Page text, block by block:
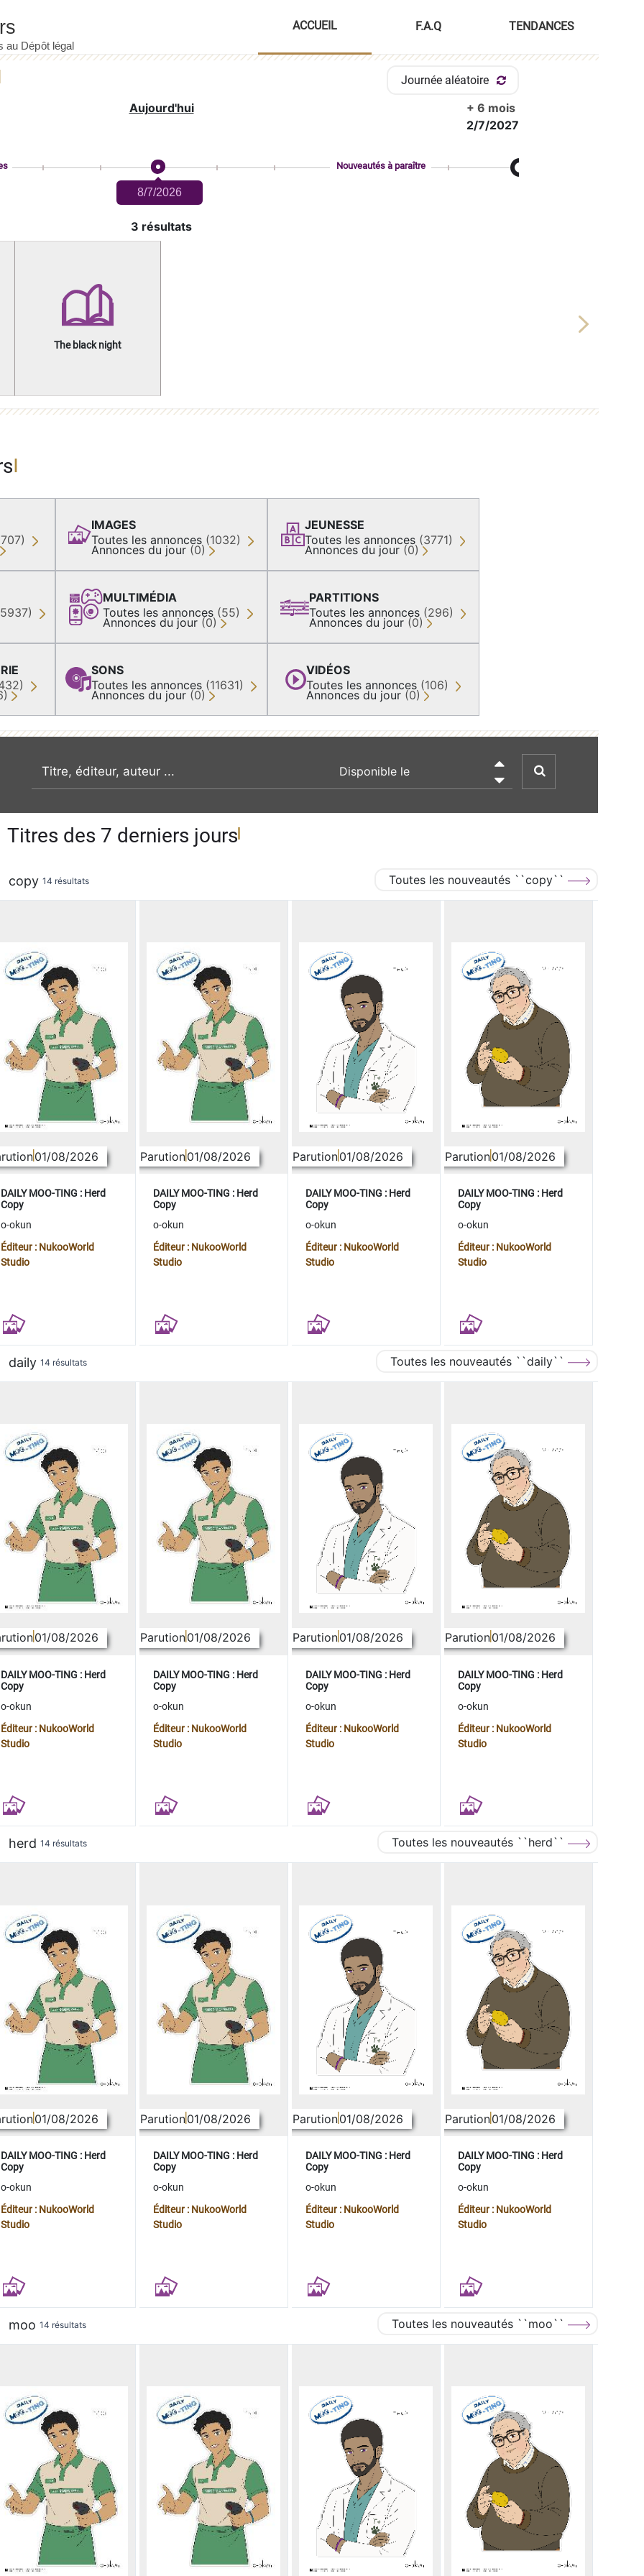
ACCUEIL F.A.Q TENDANCES
Journée aléatoire
Aujourd'hui
+ 6 mois
2/7/2027
8/7/2026
Nouveautés à paraître
3 résultats
The black night
Next
IMAGES
Toutes les annonces (1032)
Annonces du jour (0)
MULTIMÉDIA
Toutes les annonces (55)
Annonces du jour (0)
SONS
Toutes les annonces (11631)
Annonces du jour (0)
JEUNESSE
Toutes les annonces (3771)
Annonces du jour (0)
PARTITIONS
Toutes les annonces (296)
Annonces du jour (0)
VIDÉOS
Toutes les annonces (106)
Annonces du jour (0)
recherche par mot clé

Titres des 7 derniers jours
copy 14 résultats Toutes les nouveautés ``copy``
01/08/2026
DAILY MOO-TING : Herd
Copy
o-okun
Éditeur : NukooWorld
Studio
Parution01/08/2026
DAILY MOO-TING : Herd
Copy
o-okun
Éditeur : NukooWorld
Studio
Parution01/08/2026
DAILY MOO-TING : Herd
Copy
o-okun
Éditeur : NukooWorld
Studio
Parution01/08/2026
DAILY MOO-TING : Herd
Copy
o-okun
Éditeur : NukooWorld
Studio
daily 14 résultats Toutes les nouveautés ``daily``
01/08/2026
DAILY MOO-TING : Herd
Copy
o-okun
Éditeur : NukooWorld
Studio
Parution01/08/2026
DAILY MOO-TING : Herd
Copy
o-okun
Éditeur : NukooWorld
Studio
Parution01/08/2026
DAILY MOO-TING : Herd
Copy
o-okun
Éditeur : NukooWorld
Studio
Parution01/08/2026
DAILY MOO-TING : Herd
Copy
o-okun
Éditeur : NukooWorld
Studio
herd 14 résultats Toutes les nouveautés ``herd``
01/08/2026
DAILY MOO-TING : Herd
Copy
o-okun
Éditeur : NukooWorld
Studio
Parution01/08/2026
DAILY MOO-TING : Herd
Copy
o-okun
Éditeur : NukooWorld
Studio
Parution01/08/2026
DAILY MOO-TING : Herd
Copy
o-okun
Éditeur : NukooWorld
Studio
Parution01/08/2026
DAILY MOO-TING : Herd
Copy
o-okun
Éditeur : NukooWorld
Studio
moo 14 résultats Toutes les nouveautés ``moo``